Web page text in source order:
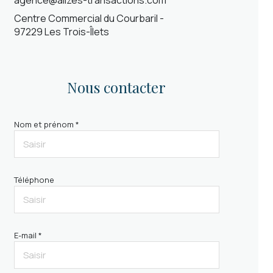
Centre Commercial du Courbaril -
97229 Les Trois-Îlets
Nous contacter
Nom et prénom *
Téléphone
E-mail *